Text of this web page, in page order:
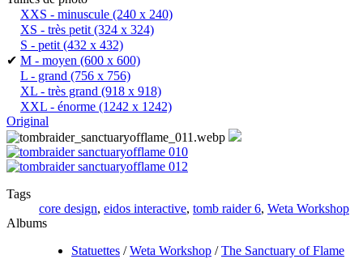
XXS - minuscule (240 x 240)
XS - très petit(324 x 324)
S - petit(432 x 432)
✔ M - moyen (600 x 600)
L - grand (756 x 756)
XL - très grand (918 x 918)
XXL - énorme (1242 x 1242)
Original
Tags
core design, eidos interactive, tomb raider 6, Weta Workshop
Albums
Statuettes /Weta Workshop /The Sanctuary of Flame